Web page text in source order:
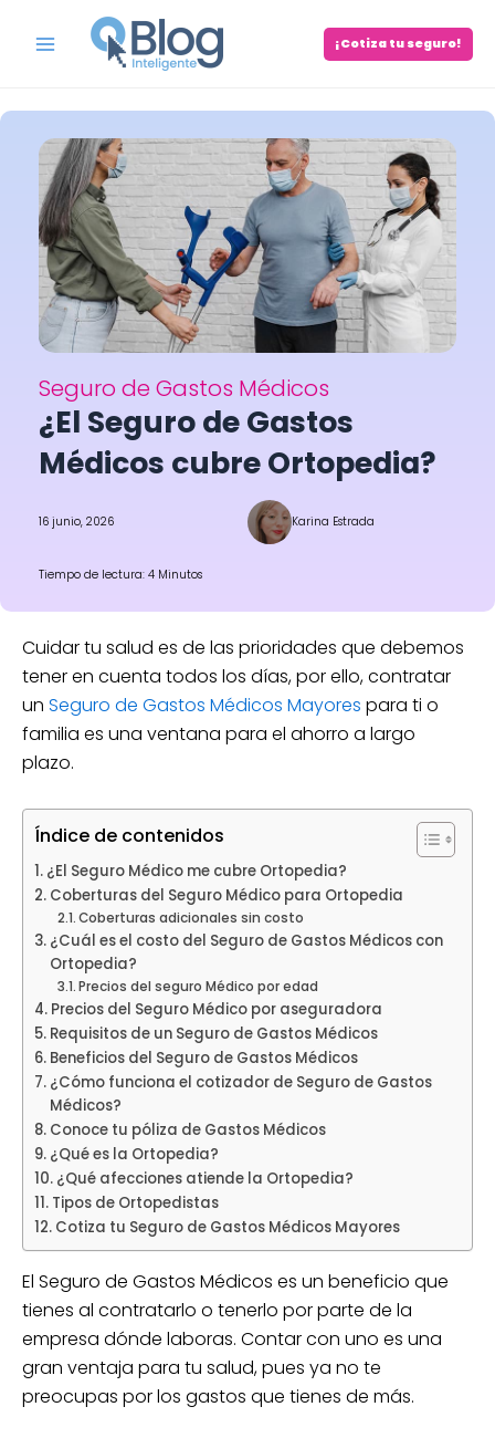
Menu
¡Cotiza tu seguro!
Seguro de Gastos Médicos
¿El Seguro de Gastos
Médicos cubre Ortopedia?
16 junio, 2026 Karina Estrada
Tiempo de lectura: 4 Minutos
Cuidar tu salud es de las prioridades que debemos
tener en cuenta todos los días, por ello, contratar
un Seguro de Gastos Médicos Mayores para ti o
familia es una ventana para el ahorro a largo
plazo.
Índice de contenidos
¿El Seguro Médico me cubre Ortopedia?
Coberturas del Seguro Médico para Ortopedia
Coberturas adicionales sin costo
¿Cuál es el costo del Seguro de Gastos Médicos con
Ortopedia?
Precios del seguro Médico por edad
Precios del Seguro Médico por aseguradora
Requisitos de un Seguro de Gastos Médicos
Beneficios del Seguro de Gastos Médicos
¿Cómo funciona el cotizador de Seguro de Gastos
Médicos?
Conoce tu póliza de Gastos Médicos
¿Qué es la Ortopedia?
¿Qué afecciones atiende la Ortopedia?
Tipos de Ortopedistas
Cotiza tu Seguro de Gastos Médicos Mayores
El Seguro de Gastos Médicos es un beneficio que
tienes al contratarlo o tenerlo por parte de la
empresa dónde laboras. Contar con uno es una
gran ventaja para tu salud, pues ya no te
preocupas por los gastos que tienes de más.